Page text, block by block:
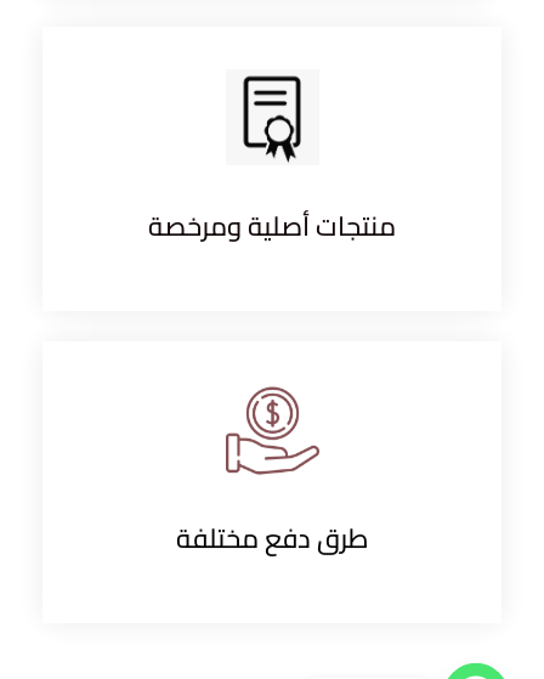
منتجات أصلية ومرخصة
طرق دفع مختلفة